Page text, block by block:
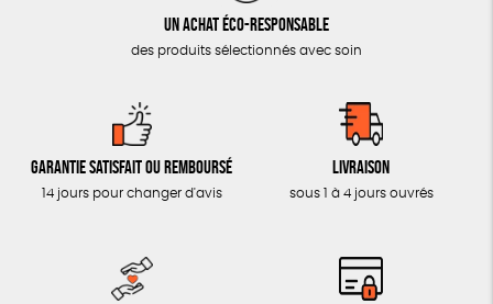
Un achat éco-responsable
des produits sélectionnés avec soin
Garantie satisfait ou remboursé
14 jours pour changer d'avis
Livraison
sous 1 à 4 jours ouvrés